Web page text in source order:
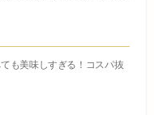
も美味しすぎる！コスパ抜